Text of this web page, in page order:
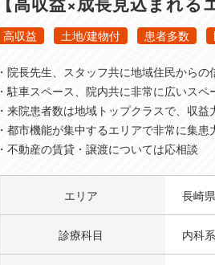
高収益 土地/建物付 患者多数
・院長先生、スタッフ共に地域住民から
・駐車スペース、院内共に非常に広いスペ
・来院患者数は地域トップクラスで、収
・都市機能が集中するエリアで非常に集患
・不動産の賃貸・譲渡については応相談
エリア 長崎
診療科目 内科